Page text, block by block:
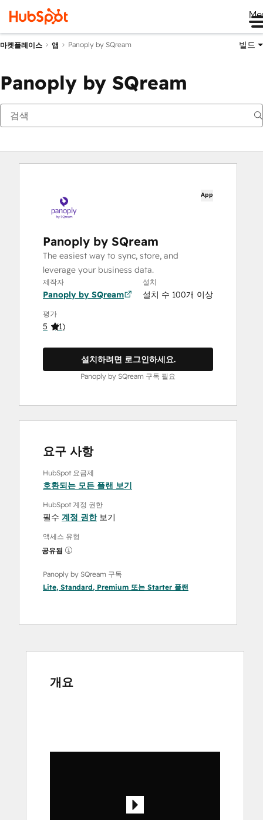
마켓플레이스 앱 Panoply by SQream 빌드
Panoply by SQream
App
Panoply by SQream
The easiest way to sync, store, and
leverage your business data.
제작자
Panoply by SQream
설치
설치 수 100개 이상
평가
5 (1)
설치하려면 로그인하세요.
Panoply by SQream 구독 필요
요구 사항
HubSpot 요금제
호환되는 모든 플랜 보기
HubSpot 계정 권한
필수 계정 권한보기
액세스 유형
공유됨
Panoply by SQream 구독
Lite, Standard, Premium 또는 Starter 플랜
개요